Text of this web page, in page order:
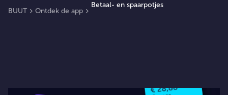
BUUT Ontdek de app
Betaal- en spaarpotjes